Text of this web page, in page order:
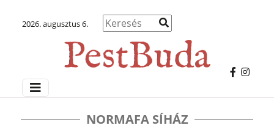
2026. augusztus 6.
NORMAFA SÍHÁZ